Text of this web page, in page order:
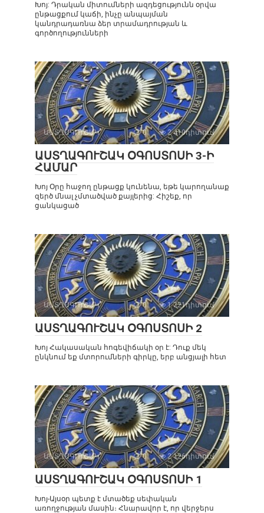
Խոյ: Դրական միտումների ազդեցությունն օրվա
ընթացքում կաճի, ինչը անպայման
կանդրադառնա ձեր տրամադրության և
գործողությունների
ԱՍՏՂԱԳՈՒՇԱԿ 0 2 410դիտում
ԱՍՏՂԱԳՈՒՇԱԿ ՕԳՈՍՏՈՍԻ 3-Ի
ՀԱՄԱՐ
Խոյ Օրը հաջող ընթացք կունենա, եթե կարողանաք
զերծ մնալ չմտածված քայլերից: Հիշեք, որ
ցանկացած
ԱՍՏՂԱԳՈՒՇԱԿ 0 1 721դիտում
ԱՍՏՂԱԳՈՒՇԱԿ ՕԳՈՍՏՈՍԻ 2
Խոյ Հակասական հոգեվիճակի օր է: Դուք մեկ
ընկնում եք մտորումների գիրկը, երբ անցյալի հետ
ԱՍՏՂԱԳՈՒՇԱԿ 0 2 126դիտում
ԱՍՏՂԱԳՈՒՇԱԿ ՕԳՈՍՏՈՍԻ 1
Խոյ-Այսօր պետք է մտածեք սեփական
առողջության մասին։ Հնարավոր է, որ վերջերս